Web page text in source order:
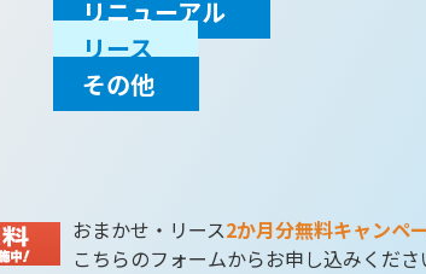
リニューアル
リース
その他
おまかせ・リース2か月分無料キャンペ
こちらのフォームからお申し込みくださ